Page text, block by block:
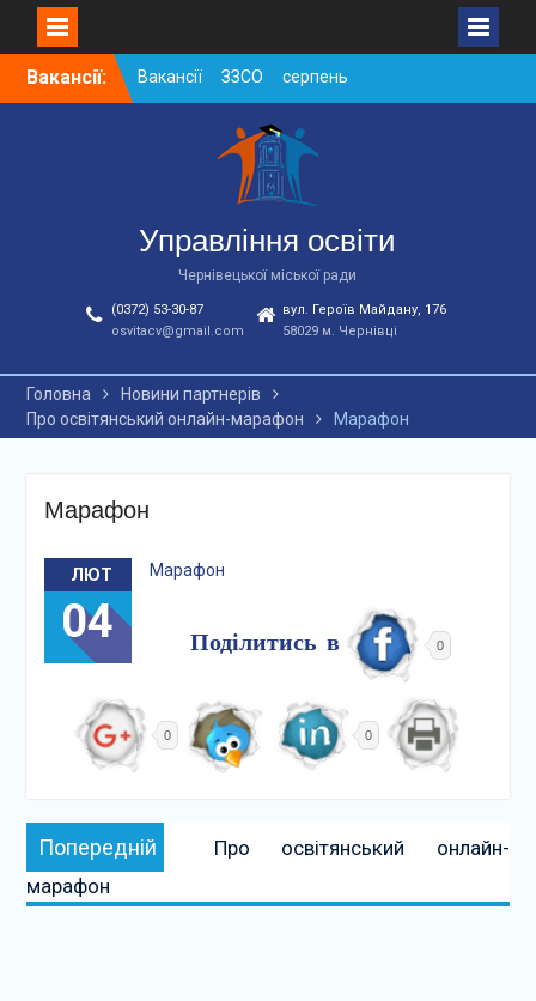
SkipВакансії:
Вакансії ЗЗСО серпень
2026
Вакансії ЗЗСО червень
Вакансії у ЗДО та
дошкільних підрозділах
ЗЗСО станом на
01.08.2026 р.
Управління освіти
Чернівецької міської ради
(0372) 53-30-87
osvitacv@gmail.com
вул. Героїв Майдану, 176
58029 м. Чернівці
Головна
Новини партнерів
Про освітянський онлайн-марафон
Марафон
Марафон
ЛЮТ
04
Марафон
Поділитись в 0
0 0
Навігація
записів
Попередній Попередній:
Про освітянський онлайн-
марафон